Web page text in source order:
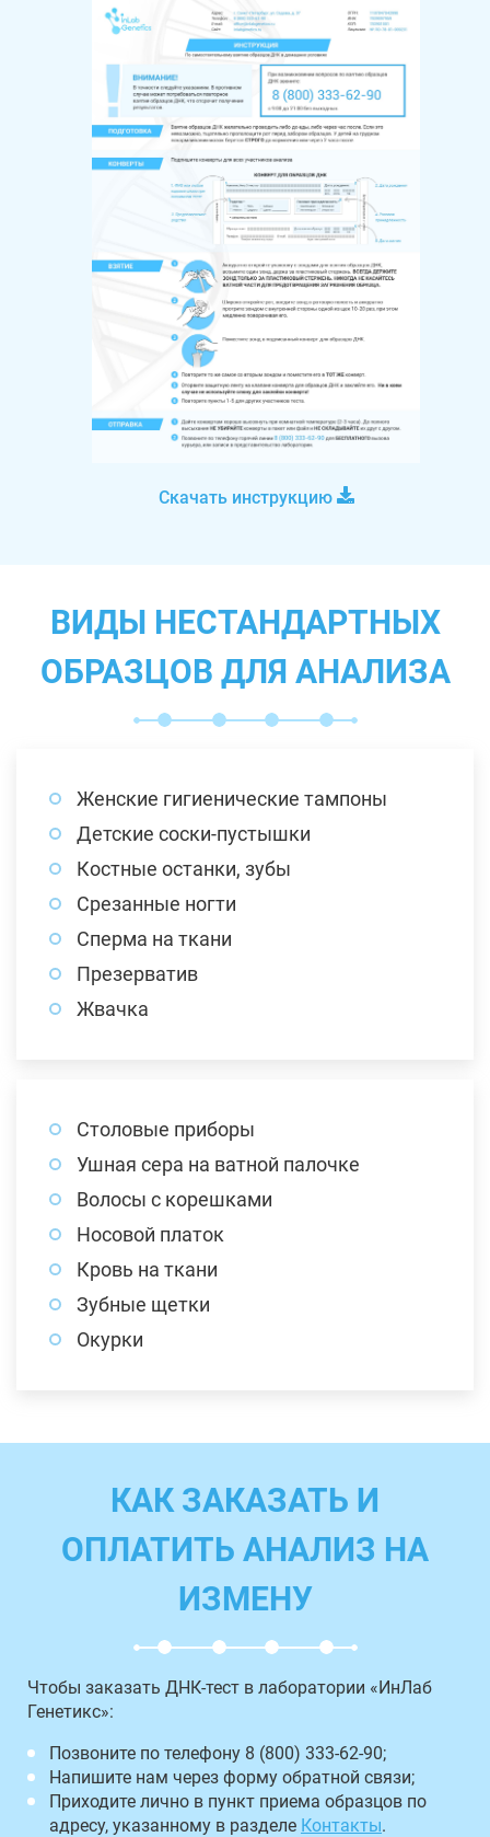
Скачать инструкцию
ВИДЫ НЕСТАНДАРТНЫХ
ОБРАЗЦОВ ДЛЯ АНАЛИЗА
Женские гигиенические тампоны
Детские соски-пустышки
Костные останки, зубы
Срезанные ногти
Сперма на ткани
Презерватив
Жвачка
Столовые приборы
Ушная сера на ватной палочке
Волосы с корешками
Носовой платок
Кровь на ткани
Зубные щетки
Окурки
КАК ЗАКАЗАТЬ И
ОПЛАТИТЬ АНАЛИЗ НА
ИЗМЕНУ
Чтобы заказать ДНК-тест в лаборатории «ИнЛаб
Генетикс»:
Позвоните по телефону 8 (800) 333-62-90;
Напишите нам через форму обратной связи;
Приходите лично в пункт приема образцов по
адресу, указанному в разделе Контакты.